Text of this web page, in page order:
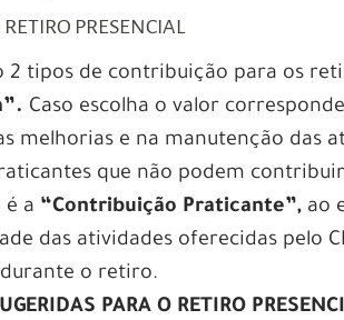
PRESENCIAL
2 tipos de contribuição para os
Caso escolha o valor
melhorias e na manutenção das
que não podem
a “Contribuição Praticante”, ao
das atividades oferecidas pelo
o retiro.
PARA O RETIRO